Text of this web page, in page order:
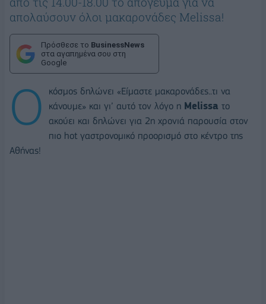
απολαύσουν όλοι μακαρονάδες Melissa!
Πρόσθεσε το BusinessNews
στα αγαπημένα σου στη
Google
Ο
κόσμος δηλώνει «Είμαστε μακαρονάδες..τι να
κάνουμε» και γι’ αυτό τον λόγο η Melissa το
ακούει και δηλώνει για 2η χρονιά παρουσία στον
πιο hot γαστρονομικό προορισμό στο κέντρο της
Αθήνας!